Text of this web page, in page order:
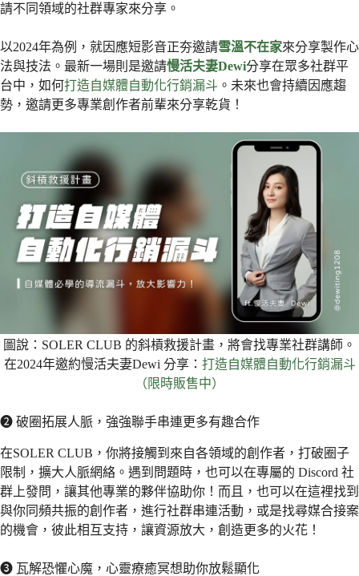
請不同領域的社群專家來分享。
以2024年為例，就因應短影音正夯邀請雪溫不在家來分享製作心
法與技法。最新一場則是邀請慢活夫妻Dewi分享在眾多社群平
台中，如何打造自媒體自動化行銷漏斗 。未來也會持續因應趨
勢，邀請更多專業創作者前輩來分享乾貨！
圖說：SOLER CLUB 的斜槓救援計畫，將會找專業社群講師。
在2024年邀約慢活夫妻Dewi 分享： 打造自媒體自動化行銷漏斗
（限時販售中）
❷ 破圈拓展人脈，強強聯手串連更多有趣合作
在SOLER CLUB，你將接觸到來自各領域的創作者，打破圈子
限制，擴大人脈網絡。遇到問題時，也可以在專屬的 Discord 社
群上發問，讓其他專業的夥伴協助你！而且，也可以在這裡找到
與你同頻共振的創作者，進行社群串連活動，或是找尋媒合接案
的機會，彼此相互支持，讓資源放大，創造更多的火花！
❸ 瓦解恐懼心魔，心靈療癒冥想助你放鬆顯化